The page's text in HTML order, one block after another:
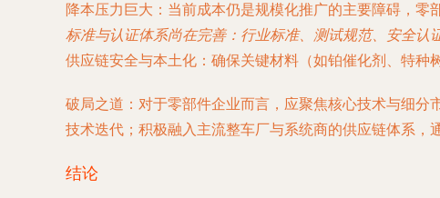
降本压力巨大 ：当前成本仍是规模化推广的主要障碍，
标准与认证体系尚在完善：行业标准、测试规范、安全认
供应链安全与本土化 ：确保关键材料（如铂催化剂、特种
破局之道 ：对于零部件企业而言，应聚焦核心技术与细
技术迭代；积极融入主流整车厂与系统商的供应链体系，
结论